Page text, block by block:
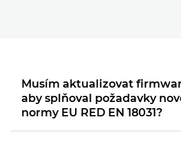
Musím aktualizovat
aby splňoval požadavky
normy EU RED EN 18031?